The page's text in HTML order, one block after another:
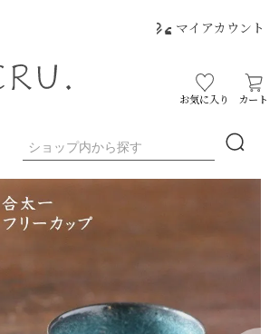
マイアカウント
お気に入り カート